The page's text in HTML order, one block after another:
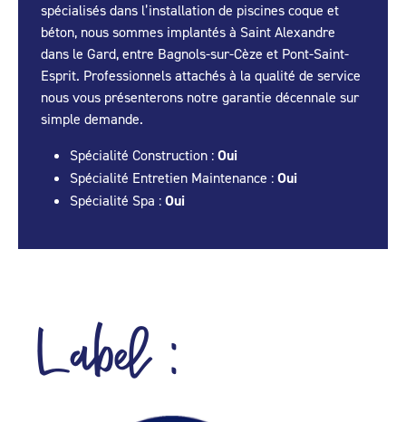
spécialisés dans l’installation de piscines coque et
béton, nous sommes implantés à Saint Alexandre
dans le Gard, entre Bagnols-sur-Cèze et Pont-Saint-
Esprit. Professionnels attachés à la qualité de service
nous vous présenterons notre garantie décennale sur
simple demande.
Spécialité Construction : Oui
Spécialité Entretien Maintenance : Oui
Spécialité Spa : Oui
Label :